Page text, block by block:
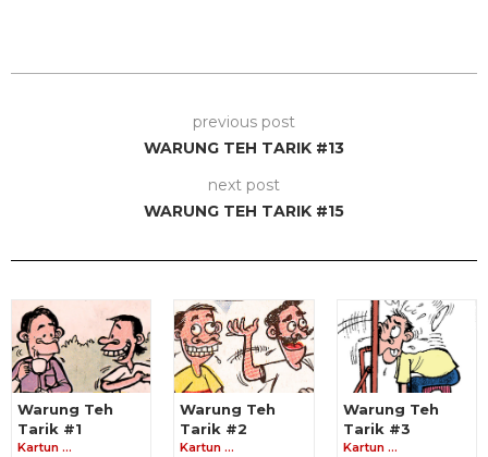
previous post
WARUNG TEH TARIK #13
next post
WARUNG TEH TARIK #15
Warung Teh
Tarik #1
Kartun …
Warung Teh
Tarik #2
Kartun …
Warung Teh
Tarik #3
Kartun …